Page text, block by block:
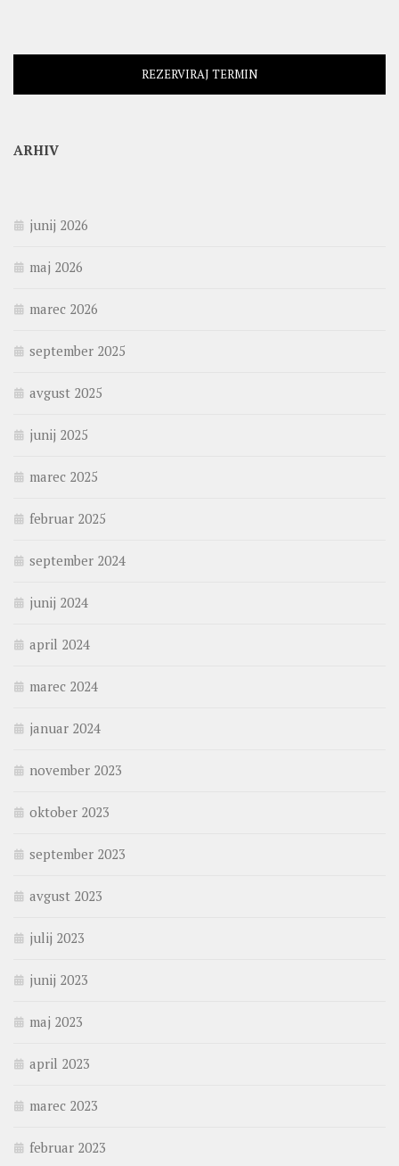
REZERVIRAJ TERMIN
ARHIV
junij 2026
maj 2026
marec 2026
september 2025
avgust 2025
junij 2025
marec 2025
februar 2025
september 2024
junij 2024
april 2024
marec 2024
januar 2024
november 2023
oktober 2023
september 2023
avgust 2023
julij 2023
junij 2023
maj 2023
april 2023
marec 2023
februar 2023